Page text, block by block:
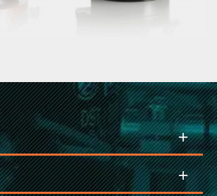
+
+